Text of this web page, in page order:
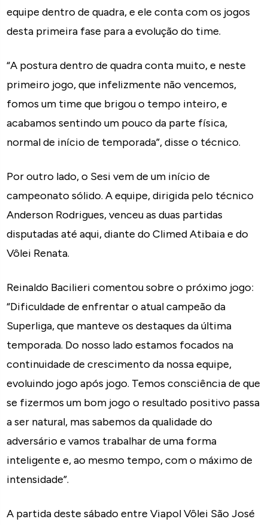
equipe dentro de quadra, e ele conta com os jogos
desta primeira fase para a evolução do time.
“A postura dentro de quadra conta muito, e neste
primeiro jogo, que infelizmente não vencemos,
fomos um time que brigou o tempo inteiro, e
acabamos sentindo um pouco da parte física,
normal de início de temporada”, disse o técnico.
Por outro lado, o Sesi vem de um início de
campeonato sólido. A equipe, dirigida pelo técnico
Anderson Rodrigues, venceu as duas partidas
disputadas até aqui, diante do Climed Atibaia e do
Vôlei Renata.
Reinaldo Bacilieri comentou sobre o próximo jogo:
“Dificuldade de enfrentar o atual campeão da
Superliga, que manteve os destaques da última
temporada. Do nosso lado estamos focados na
continuidade de crescimento da nossa equipe,
evoluindo jogo após jogo. Temos consciência de que
se fizermos um bom jogo o resultado positivo passa
a ser natural, mas sabemos da qualidade do
adversário e vamos trabalhar de uma forma
inteligente e, ao mesmo tempo, com o máximo de
intensidade”.
A partida deste sábado entre Viapol Vôlei São José